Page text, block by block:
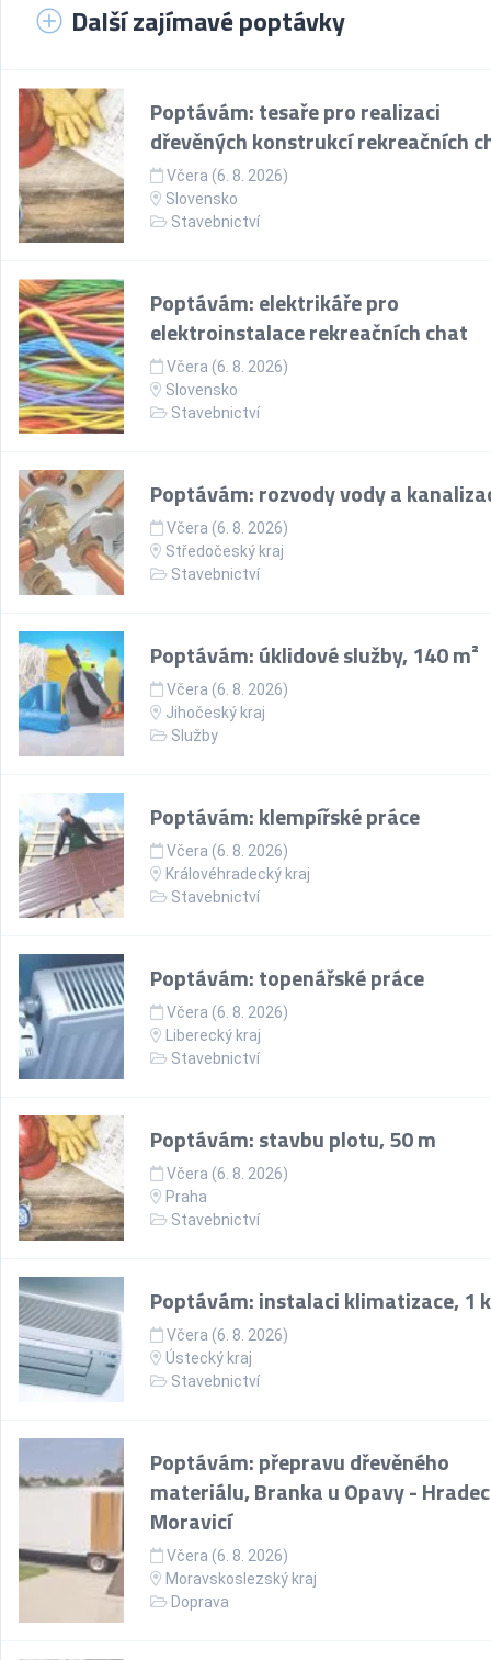
Další zajímavé poptávky
Poptávám: tesaře pro realizaci
dřevěných konstrukcí rekreačních
Včera (6. 8. 2026)
Slovensko
Stavebnictví
Poptávám: elektrikáře pro
elektroinstalace rekreačních chat
Včera (6. 8. 2026)
Slovensko
Stavebnictví
Poptávám: rozvody vody a
Včera (6. 8. 2026)
Středočeský kraj
Stavebnictví
Poptávám: úklidové služby, 140 m²
Včera (6. 8. 2026)
Jihočeský kraj
Služby
Poptávám: klempířské práce
Včera (6. 8. 2026)
Královéhradecký kraj
Stavebnictví
Poptávám: topenářské práce
Včera (6. 8. 2026)
Liberecký kraj
Stavebnictví
Poptávám: stavbu plotu, 50 m
Včera (6. 8. 2026)
Praha
Stavebnictví
Poptávám: instalaci klimatizace, 1
Včera (6. 8. 2026)
Ústecký kraj
Stavebnictví
Poptávám: přepravu dřevěného
materiálu, Branka u Opavy -
Moravicí
Včera (6. 8. 2026)
Moravskoslezský kraj
Doprava